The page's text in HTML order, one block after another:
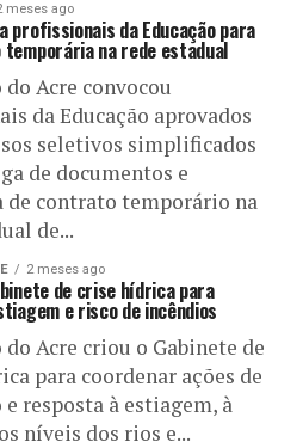
meses ago
profissionais da Educação para
na rede estadual
do Acre convocou
da Educação aprovados
seletivos simplificados
de documentos e
de contrato temporário na
de...
2 meses ago
de crise hídrica para
e risco de incêndios
do Acre criou o Gabinete de
para coordenar ações de
e resposta à estiagem, à
níveis dos rios e...